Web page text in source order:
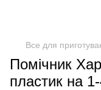
Все для
Помічник
пластик на